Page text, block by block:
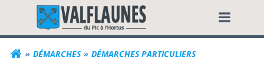
contenuCommune de
DÉMARCHES DÉMARCHES PARTICULIERS